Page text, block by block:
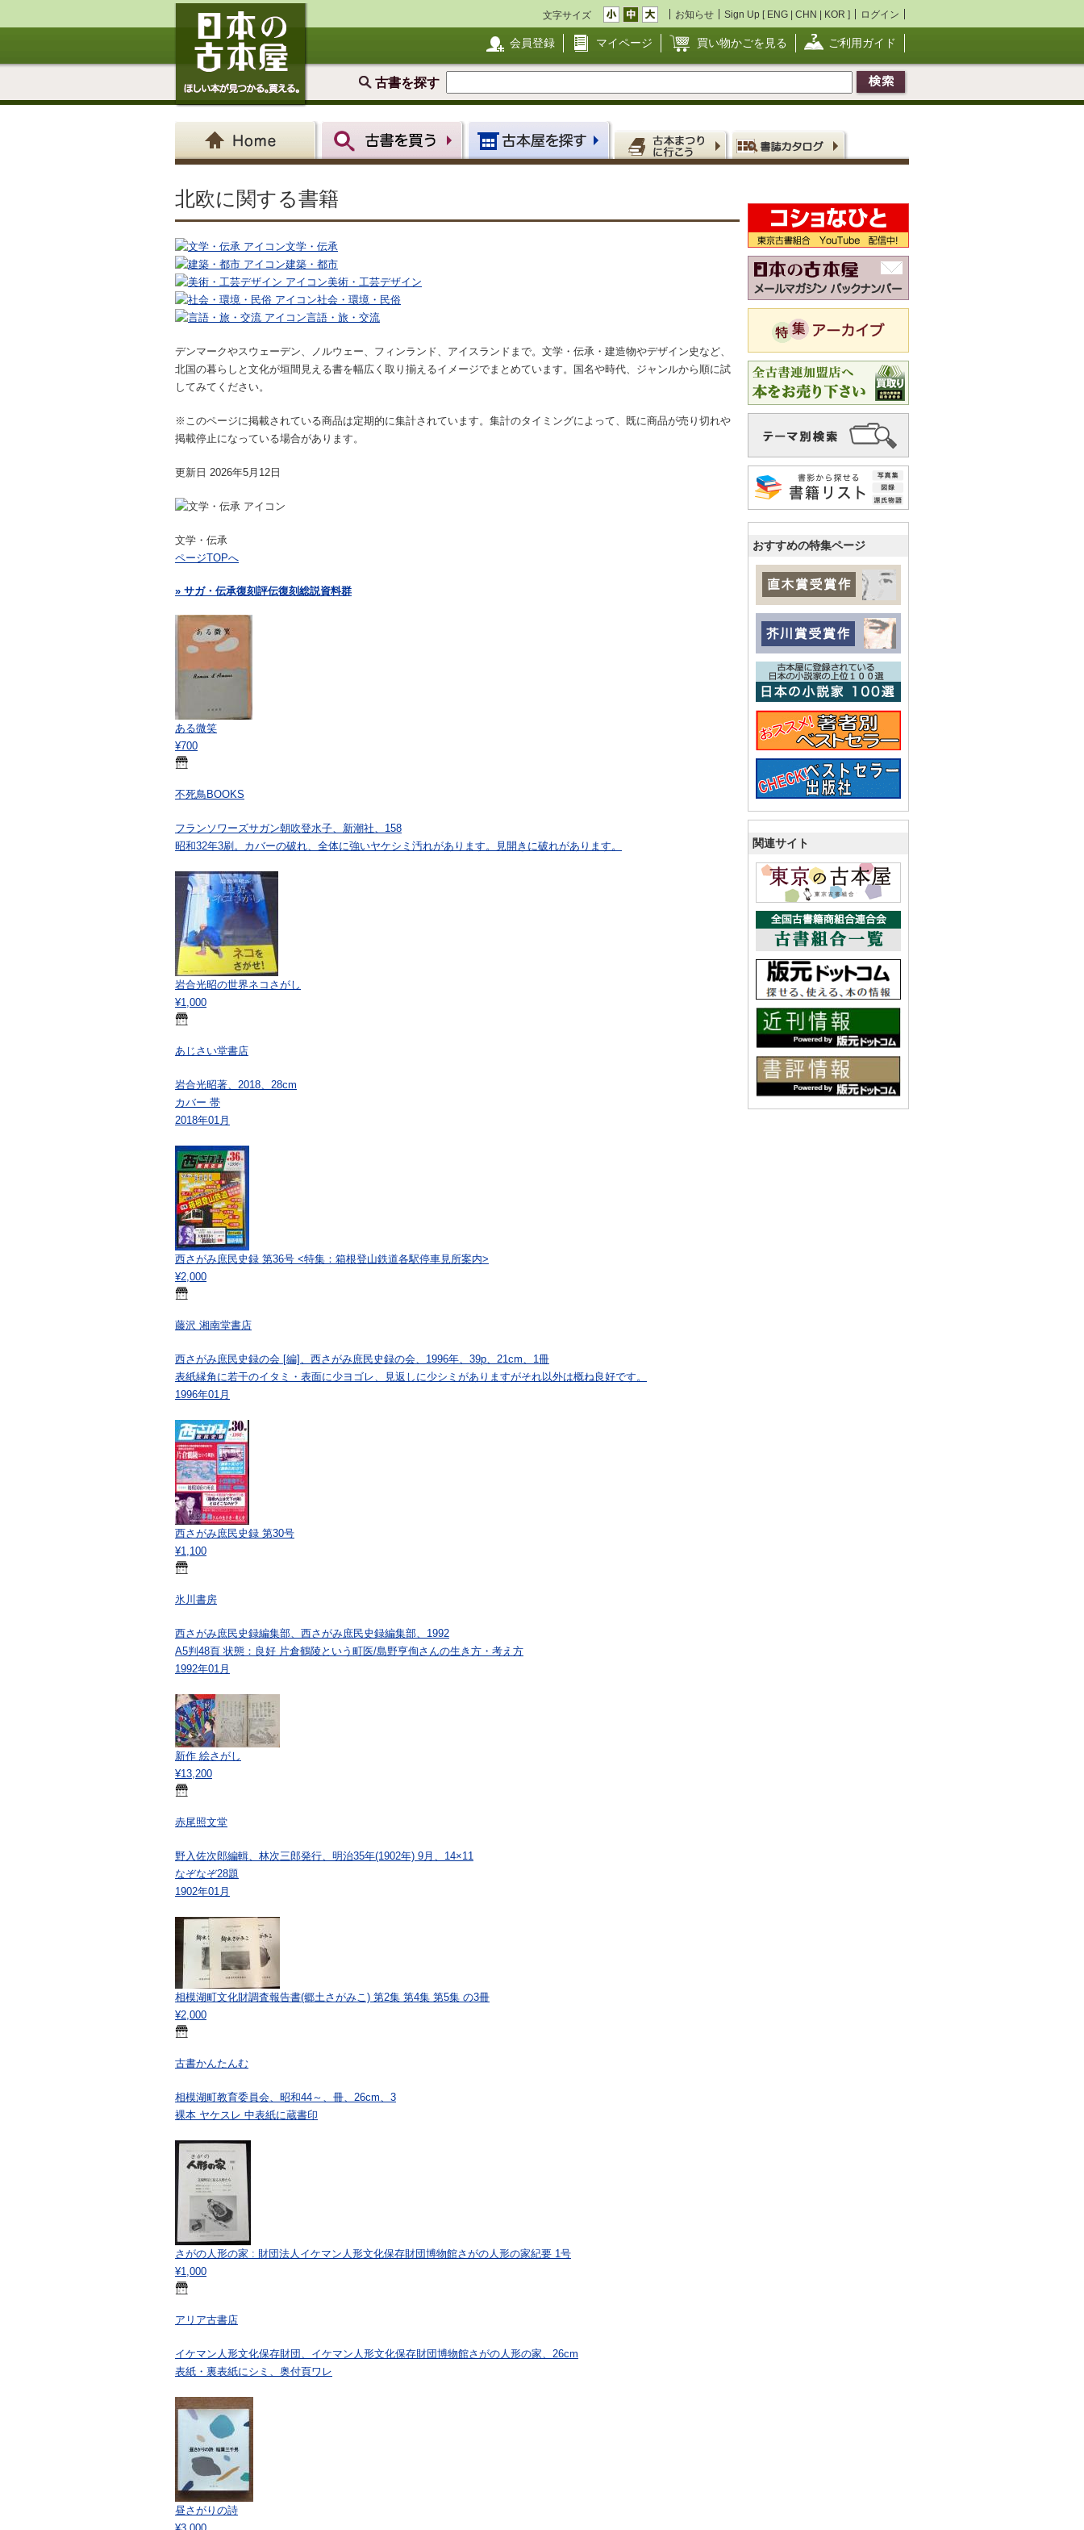
文字サイズ お知らせ Sign Up [ ENG | CHN | KOR ] ログイン
会員登録 マイページ 買い物かごを見る ご利用ガイド
古書を探す
北欧に関する書籍
文学・伝承
建築・都市
美術・工芸デザイン
社会・環境・民俗
言語・旅・交流
デンマークやスウェーデン、ノルウェー、フィンランド、アイスランドまで。文学・伝承・建造物やデザイン史など、
北国の暮らしと文化が垣間見える書を幅広く取り揃えるイメージでまとめています。国名や時代、ジャンルから順に試
してみてください。
※このページに掲載されている商品は定期的に集計されています。集計のタイミングによって、既に商品が売り切れや
掲載停止になっている場合があります。
更新日 2026年5月12日
文学・伝承
ページTOPへ
» サガ・伝承復刻評伝復刻総説資料群
ある微笑
¥700
不死鳥BOOKS
フランソワーズサガン朝吹登水子、新潮社、158
昭和32年3刷。カバーの破れ、全体に強いヤケシミ汚れがあります。見開きに破れがあります。
岩合光昭の世界ネコさがし
¥1,000
あじさい堂書店
岩合光昭著、2018、28cm
カバー 帯
2018年01月
西さがみ庶民史録 第36号 <特集：箱根登山鉄道各駅停車見所案内>
¥2,000
藤沢 湘南堂書店
西さがみ庶民史録の会 [編]、西さがみ庶民史録の会、1996年、39p、21cm、1冊
表紙縁角に若干のイタミ・表面に少ヨゴレ、見返しに少シミがありますがそれ以外は概ね良好です。
1996年01月
西さがみ庶民史録 第30号
¥1,100
氷川書房
西さがみ庶民史録編集部、西さがみ庶民史録編集部、1992
A5判48頁 状態：良好 片倉鶴陵という町医/島野亨侚さんの生き方・考え方
1992年01月
新作 絵さがし
¥13,200
赤尾照文堂
野入佐次郎編輯、林次三郎発行、明治35年(1902年) 9月、14×11
なぞなぞ28題
1902年01月
相模湖町文化財調査報告書(郷土さがみこ) 第2集 第4集 第5集 の3冊
¥2,000
古書かんたんむ
相模湖町教育委員会、昭和44～、冊、26cm、3
裸本 ヤケスレ 中表紙に蔵書印
さがの人形の家 : 財団法人イケマン人形文化保存財団博物館さがの人形の家紀要 1号
¥1,000
アリア古書店
イケマン人形文化保存財団、イケマン人形文化保存財団博物館さがの人形の家、26cm
表紙・裏表紙にシミ、奥付頁ワレ
昼さがりの詩
おすすめの特集ページ
関連サイト